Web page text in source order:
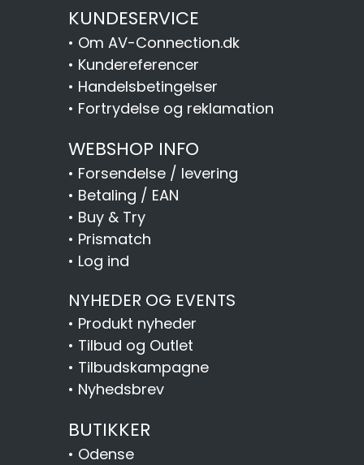
KUNDESERVICE
• Om AV-Connection.dk
• Kundereferencer
• Handelsbetingelser
• Fortrydelse og reklamation
WEBSHOP INFO
• Forsendelse / levering
• Betaling / EAN
• Buy & Try
• Prismatch
• Log ind
NYHEDER OG EVENTS
• Produkt nyheder
• Tilbud og Outlet
• Tilbudskampagne
• Nyhedsbrev
BUTIKKER
• Odense